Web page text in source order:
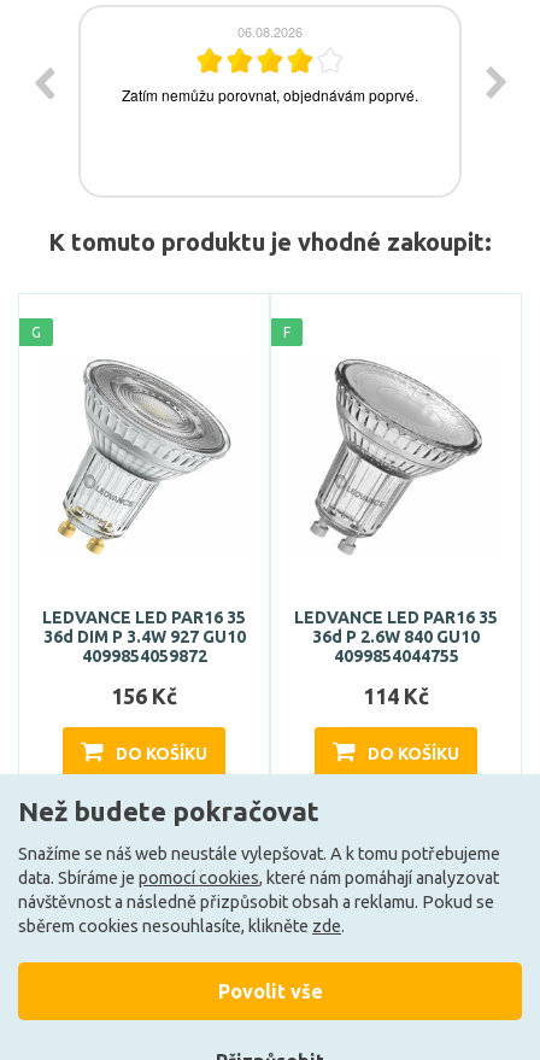
K tomuto produktu je vhodné zakoupit:
G
LEDVANCE LED PAR16 35
36d DIM P 3.4W 927 GU10
4099854059872
156 Kč
DO KOŠÍKU
Může být u Vás 17. 8.
F
LEDVANCE LED PAR16 35
36d P 2.6W 840 GU10
4099854044755
114 Kč
DO KOŠÍKU
Může být u Vás 10. 8.
Než budete pokračovat
Snažíme se náš web neustále vylepšovat. A k tomu potřebujeme
data. Sbíráme je pomocí cookies, které nám pomáhají analyzovat
návštěvnost a následně přizpůsobit obsah a reklamu. Pokud se
sběrem cookies nesouhlasíte, klikněte zde.
Povolit vše